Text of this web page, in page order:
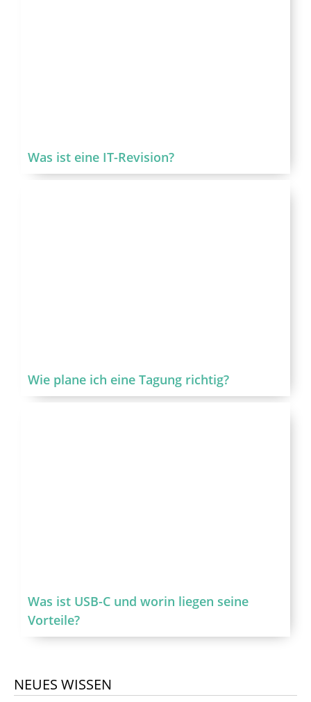
Was ist eine IT-Revision?
Wie plane ich eine Tagung richtig?
Was ist USB-C und worin liegen seine
Vorteile?
NEUES WISSEN